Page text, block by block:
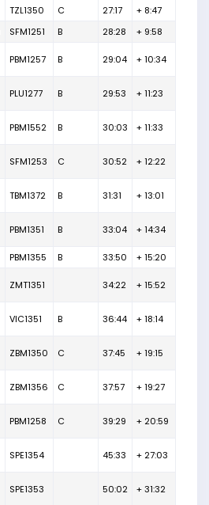
TZL1350 C 27:17
+ 8:47
SFM1251 B 28:28 + 9:58
PBM1257 B 29:04 + 10:34
PLU1277 B 29:53 + 11:23
PBM1552 B 30:03 + 11:33
SFM1253 C 30:52 + 12:22
TBM1372 B 31:31 + 13:01
PBM1351 B 33:04 + 14:34
PBM1355 B 33:50 + 15:20
ZMT1351 34:22 + 15:52
VIC1351 B 36:44 + 18:14
ZBM1350 C 37:45 + 19:15
ZBM1356 C 37:57 + 19:27
PBM1258 C 39:29 + 20:59
SPE1354 45:33 + 27:03
SPE1353 50:02 + 31:32